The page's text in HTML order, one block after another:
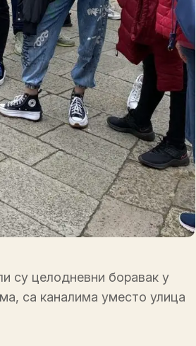
су целодневни боравак у
са каналима уместо улица